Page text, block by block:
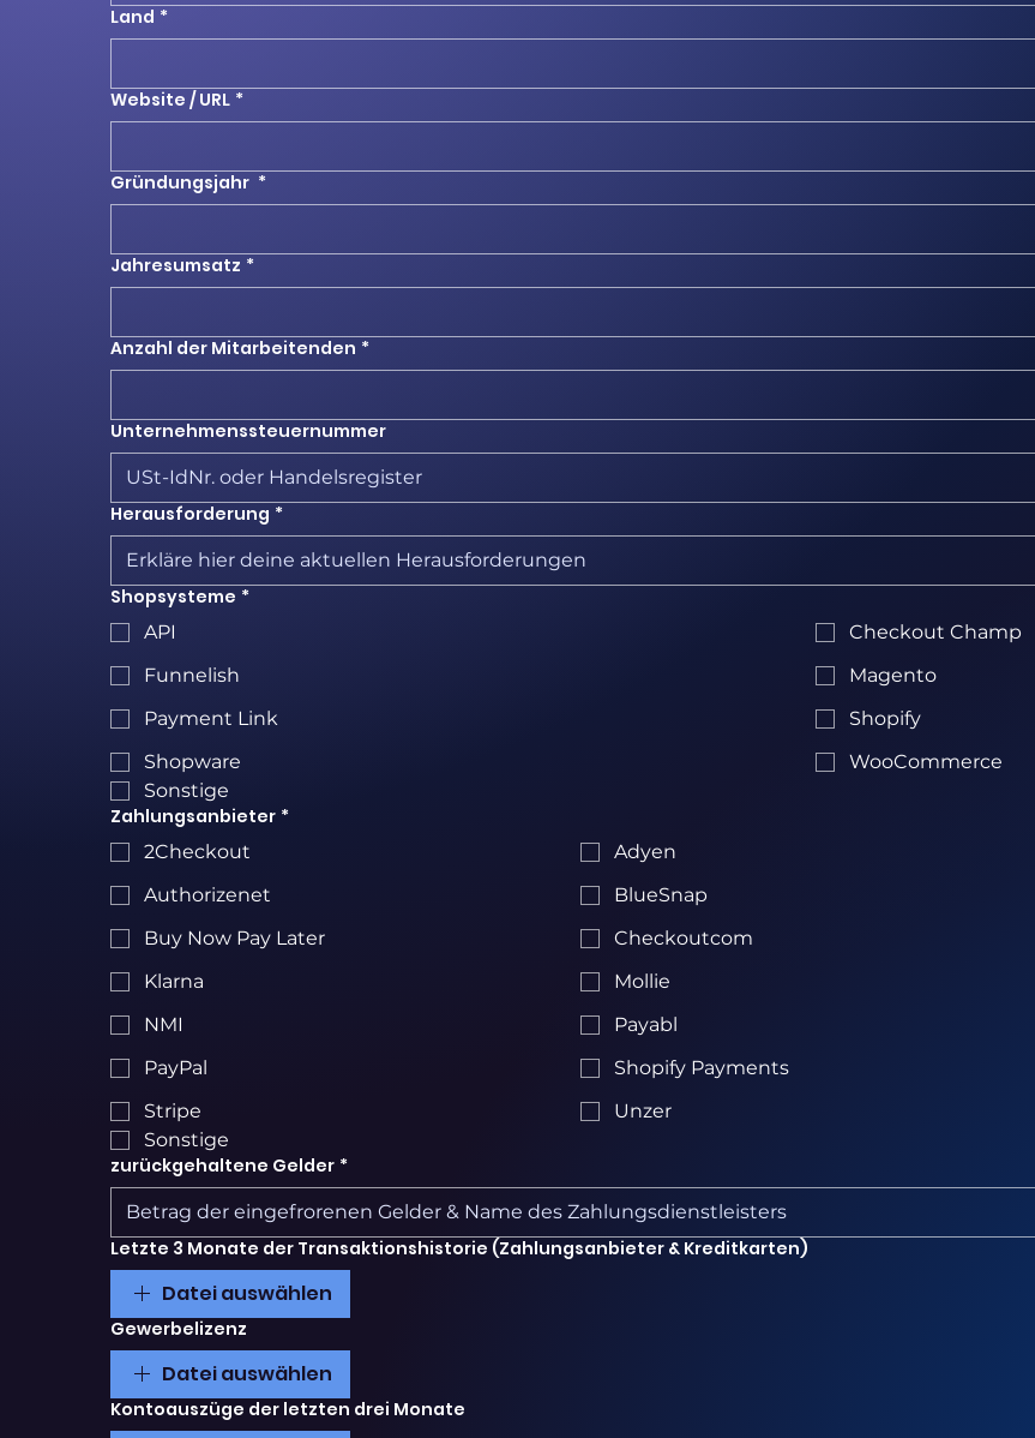
Land *
Website / URL *
Gründungsjahr *
Jahresumsatz *
Anzahl der Mitarbeitenden *
Unternehmenssteuernummer
Herausforderung *
Shopsysteme *
API
Checkout Champ
Funnelish
Magento
Payment Link
Shopify
Shopware
WooCommerce
Sonstige
Zahlungsanbieter *
2Checkout Adyen
Authorizenet
BlueSnap
Buy Now Pay Later
Checkoutcom
Klarna
Mollie
NMI
Payabl
PayPal
Shopify Payments
Stripe
Unzer
Sonstige
zurückgehaltene Gelder *
Letzte 3 Monate der Transaktionshistorie (Zahlungsanbieter & Kreditkarten)
Datei auswählen
Gewerbelizenz
Datei auswählen
Kontoauszüge der letzten drei Monate